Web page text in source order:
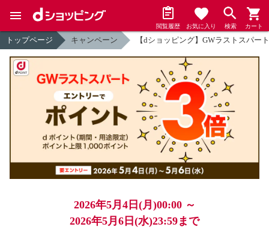
閲覧履歴 お気に入り 検索 カート
トップページ キャンペーン 【dショッピング】GWラストスパ
2026年5月4日(月)00:00 ～
2026年5月6日(水)23:59まで